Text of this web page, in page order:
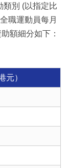
類別 (以指定比
職運動員每月
額細分如下：
元）